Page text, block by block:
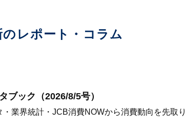
のレポート・コラム
ブック（2026/8/5号）
・業界統計・JCB消費NOWから消費動向を先取り